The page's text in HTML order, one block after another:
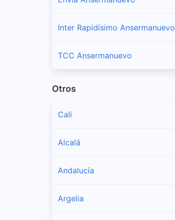
Inter Rapidísimo Ansermanuevo
TCC Ansermanuevo
Otros
Cali
Alcalá
Andalucía
Argelia